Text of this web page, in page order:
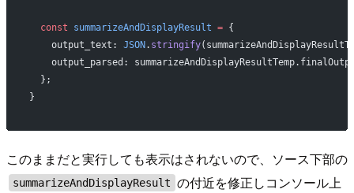
  const
summarizeAndDisplayResult = {
    output_text:
JSON . stringify
output_parsed:
  };
}
このままだと実行しても表示はされないので、ソース下部の
summarizeAndDisplayResult の付近を修正しコンソール上